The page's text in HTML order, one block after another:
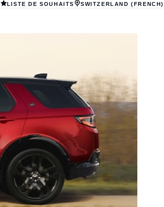
LISTE DE SOUHAITS SWITZERLAND (FRENCH)